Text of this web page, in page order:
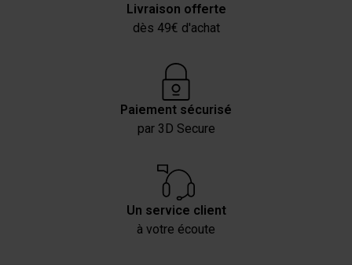
Livraison offerte
dès 49€ d'achat
Paiement sécurisé
par 3D Secure
Un service client
à votre écoute